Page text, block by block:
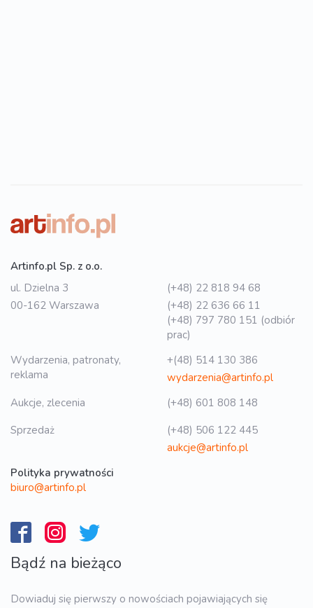
Artinfo.pl Sp. z o.o.
ul. Dzielna 3
00-162 Warszawa
(+48) 22 818 94 68
(+48) 22 636 66 11
(+48) 797 780 151 (odbiór
prac)
Wydarzenia, patronaty,
reklama
+(48) 514 130 386
wydarzenia@artinfo.pl
Aukcje, zlecenia
(+48) 601 808 148
Sprzedaż
(+48) 506 122 445
aukcje@artinfo.pl
Polityka prywatności
biuro@artinfo.pl
Bądź na bieżąco
Dowiaduj się pierwszy o nowościach pojawiających się